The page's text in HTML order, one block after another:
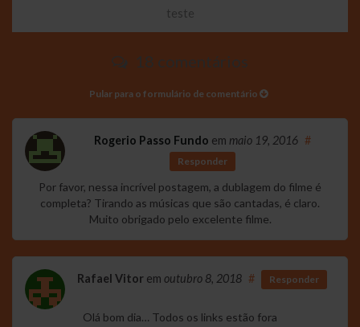
teste
18 comentários
Pular para o formulário de comentário
Rogerio Passo Fundo em maio 19, 2016 #
Responder
Por favor, nessa incrível postagem, a dublagem do filme é
completa? Tirando as músicas que são cantadas, é claro.
Muito obrigado pelo excelente filme.
Rafael Vitor em outubro 8, 2018 # Responder
Olá bom dia… Todos os links estão fora